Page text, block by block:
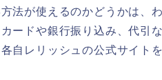
法が使えるのかどうかは、
カードや銀行振り込み、代引
自レリッシュの公式サイト